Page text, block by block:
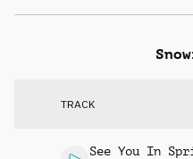
TRACK
See You In